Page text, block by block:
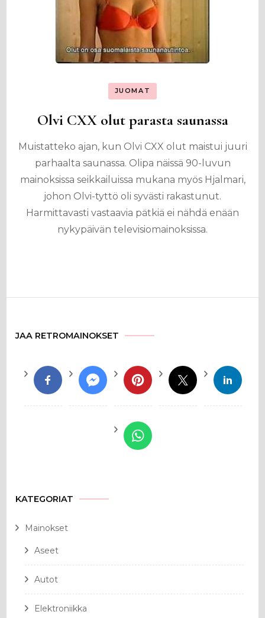
JUOMAT
Olvi CXX olut parasta saunassa
Muistatteko ajan, kun Olvi CXX olut maistui juuri
parhaalta saunassa. Olipa näissä 90-luvun
mainoksissa seikkailuissa mukana myös Hjalmari,
johon Olvi-tyttö oli syvästi rakastunut.
Harmittavasti vastaavia pätkiä ei nähdä enään
nykypäivän televisiomainoksissa.
JAA RETROMAINOKSET
KATEGORIAT
Mainokset
Aseet
Autot
Elektroniikka